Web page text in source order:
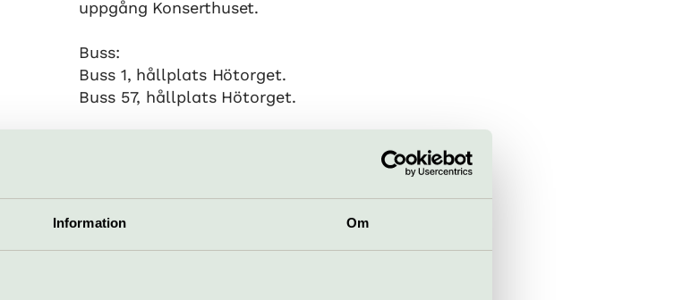
Information Om
uppgång Konserthuset.
Buss:
Buss 1, hållplats Hötorget.
Buss 57, hållplats Hötorget.